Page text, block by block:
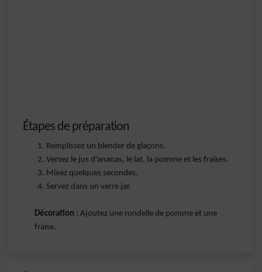
Étapes de préparation
Remplissez un blender de glaçons.
Versez le jus d'ananas, le lat, la pomme et les fraises.
Mixez quelques secondes.
Servez dans un verre jar.
Décoration : Ajoutez une rondelle de pomme et une
fraise.